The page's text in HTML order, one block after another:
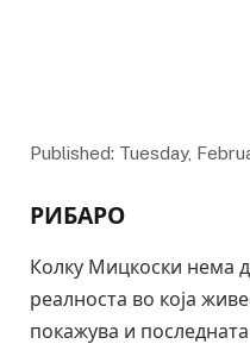
Published: Tuesday,
РИБАРО
Колку Мицкоски нема
реалноста во која
покажува и